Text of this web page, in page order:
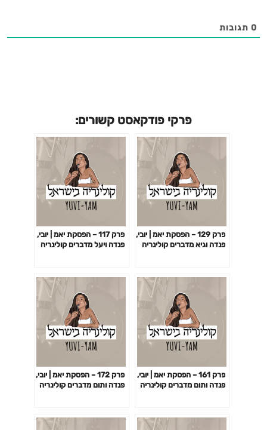
0 תגובות
פרקי פודקאסט קשורים:
פרק 129 – הפסקת יאמ | יובי,
פנדה וגיא מדברים קולינריה
פרק 117 – הפסקת יאמ | יובי,
פנדה ויעל מדברים קולינריה
פרק 161 – הפסקת יאמ | יובי,
פנדה ותום מדברים קולינריה
פרק 172 – הפסקת יאמ | יובי,
פנדה ותום מדברים קולינריה